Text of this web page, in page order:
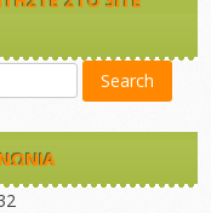
